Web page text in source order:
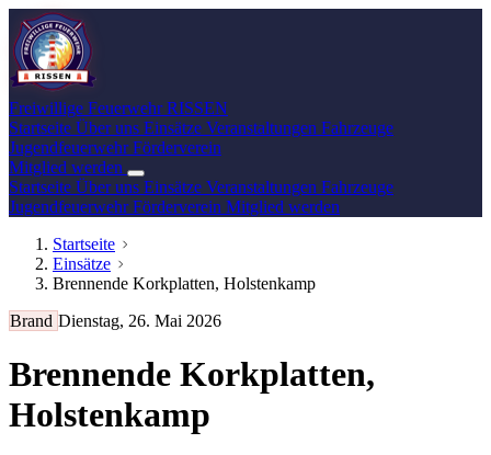
Freiwillige Feuerwehr RISSEN
Startseite Über uns Einsätze Veranstaltungen Fahrzeuge
JugendfeuerwehrFörderverein
Mitglied werden
Startseite Über uns Einsätze Veranstaltungen Fahrzeuge
JugendfeuerwehrFörderverein Mitglied werden
Startseite
Einsätze
Brennende Korkplatten, Holstenkamp
Brand Dienstag, 26. Mai 2026
Brennende Korkplatten,
Holstenkamp